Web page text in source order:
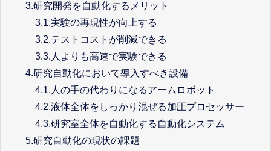
3.研究開発を自動化するメリット
3.1.実験の再現性が向上する
3.2.テストコストが削減できる
3.3. 人よりも高速で実験できる
4.研究自動化において導入すべき設備
4.1. 人の手の代わりになるアームロボット
4.2.液体全体をしっかり混ぜる加圧プロセッサー
4.3.研究室全体を自動化する自動化システム
5.研究自動化の現状の課題